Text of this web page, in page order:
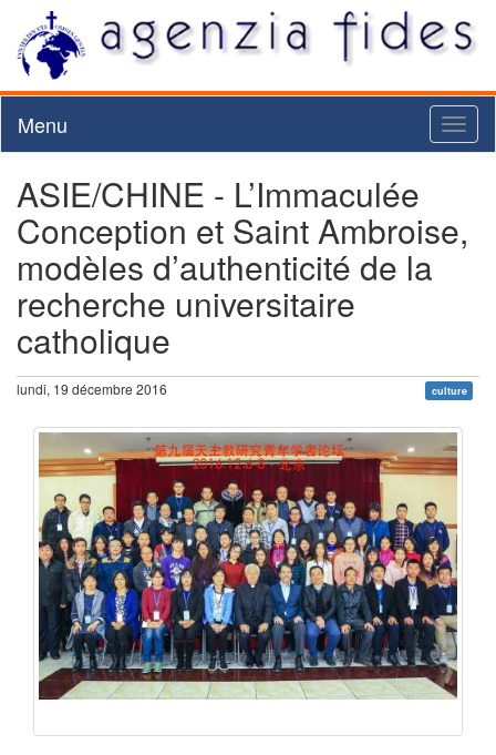
Menu
ASIE/CHINE - L’Immaculée
Conception et Saint Ambroise,
modèles d’authenticité de la
recherche universitaire
catholique
lundi, 19 décembre 2016 culture